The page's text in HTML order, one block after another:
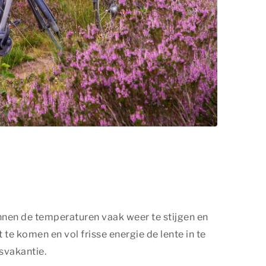
de temperaturen vaak weer te stijgen en
komen en vol frisse energie de lente in te